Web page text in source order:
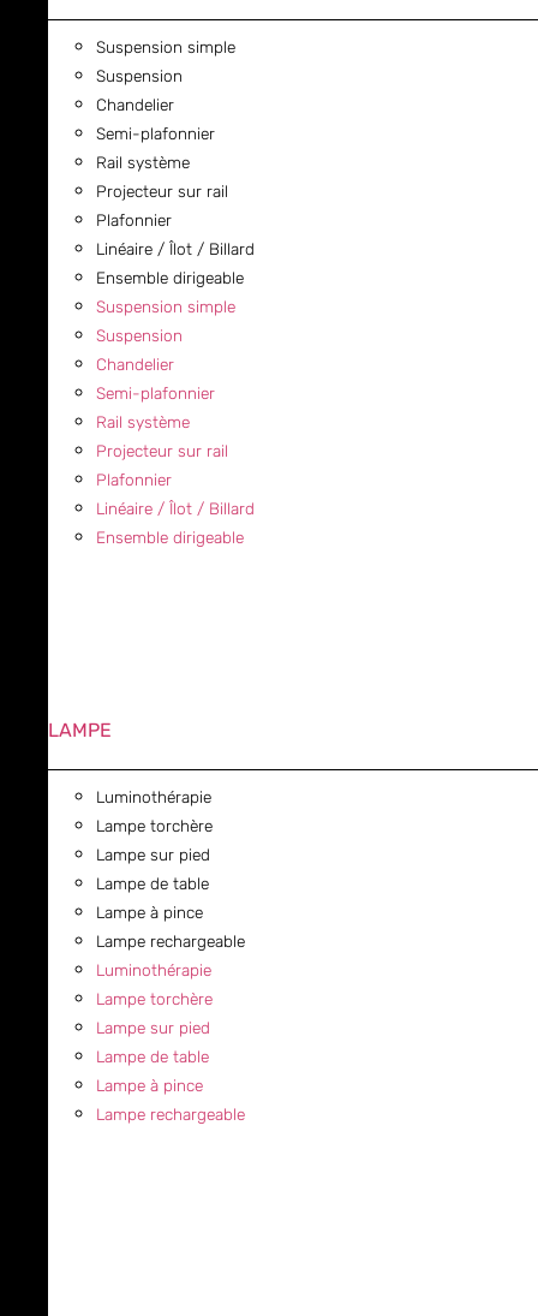
Suspension simple
Suspension
Chandelier
Semi-plafonnier
Rail système
Projecteur sur rail
Plafonnier
Linéaire / Îlot / Billard
Ensemble dirigeable
Suspension simple
Suspension
Chandelier
Semi-plafonnier
Rail système
Projecteur sur rail
Plafonnier
Linéaire / Îlot / Billard
Ensemble dirigeable
LAMPE
Luminothérapie
Lampe torchère
Lampe sur pied
Lampe de table
Lampe à pince
Lampe rechargeable
Luminothérapie
Lampe torchère
Lampe sur pied
Lampe de table
Lampe à pince
Lampe rechargeable